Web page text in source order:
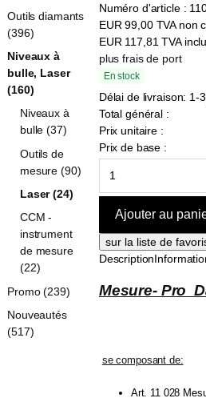
Numéro d'article :
EUR99,00 TVA non
EUR 117,81TVA
plus frais de port
En stock
Délai de livraison: 1-
Total général :
Prix unitaire :
Prix de base :
Description
Mesure- Pro
se composant de:
Art. 11 028
Outils diamants
(396)
Niveaux à
bulle, Laser
(160)
Niveaux à
bulle (37)
Outils de
mesure (90)
Laser (24)
CCM -
instrument
de mesure
(22)
Promo (239)
Nouveautés
(517)